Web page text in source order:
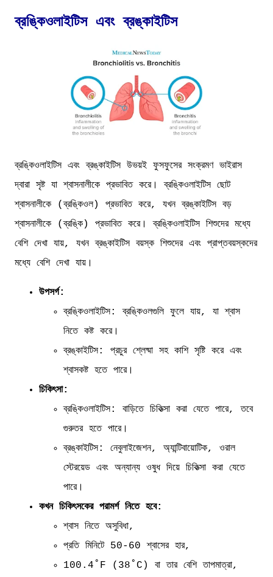
ব্রঙ্কিওলাইটিস এবং ব্রঙ্কাইটিস
ব্রঙ্কিওলাইটিস এবং ব্রঙ্কাইটিস উভয়ই ফুসফুসের সংক্রমণ ভাইরাস
দ্বারা সৃষ্ট যা শ্বাসনালীকে প্রভাবিত করে। ব্রঙ্কিওলাইটিস ছোট
শ্বাসনালীকে (ব্রঙ্কিওল) প্রভাবিত করে, যখন ব্রঙ্কাইটিস বড়
শ্বাসনালীকে (ব্রঙ্কি) প্রভাবিত করে। ব্রঙ্কিওলাইটিস শিশুদের মধ্যে
বেশি দেখা যায়, যখন ব্রঙ্কাইটিস বয়স্ক শিশুদের এবং প্রাপ্তবয়স্কদের
মধ্যে বেশি দেখা যায়।
উপসর্গ:
ব্রঙ্কিওলাইটিস: ব্রঙ্কিওলগুলি ফুলে যায়, যা শ্বাস
নিতে কষ্ট করে।
ব্রঙ্কাইটিস: প্রচুর শ্লেষ্মা সহ কাশি সৃষ্টি করে এবং
শ্বাসকষ্ট হতে পারে।
চিকিৎসা:
ব্রঙ্কিওলাইটিস: বাড়িতে চিকিত্সা করা যেতে পারে, তবে
গুরুতর হতে পারে।
ব্রঙ্কাইটিস: নেবুলাইজেশন, অ্যান্টিবায়োটিক, ওরাল
স্টেরয়েড এবং অন্যান্য ওষুধ দিয়ে চিকিত্সা করা যেতে
পারে।
কখন চিকিৎসকের পরামর্শ নিতে হবে:
শ্বাস নিতে অসুবিধা,
প্রতি মিনিটে 50-60 শ্বাসের হার,
100.4˚F (38˚C) বা তার বেশি তাপমাত্রা,